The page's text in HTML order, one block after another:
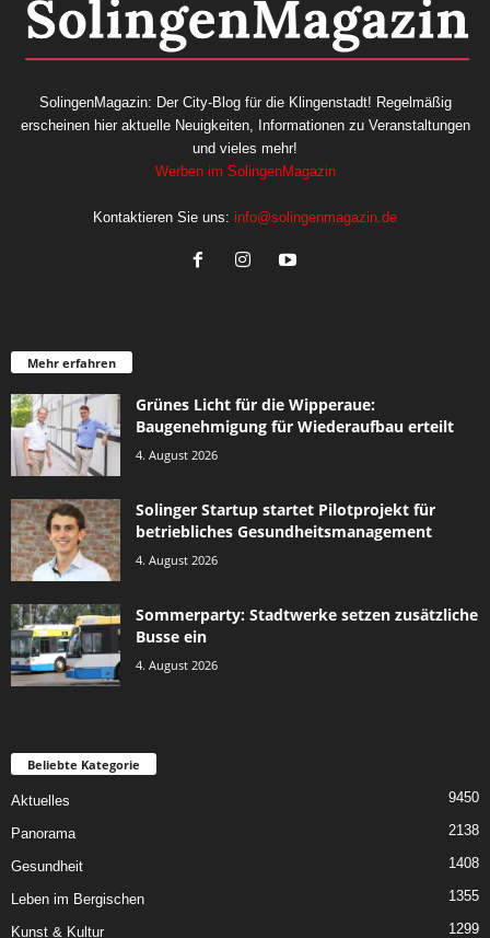
SolingenMagazin: Der City-Blog für die Klingenstadt! Regelmäßig
erscheinen hier aktuelle Neuigkeiten, Informationen zu Veranstaltungen
und vieles mehr!
Werben im SolingenMagazin
Kontaktieren Sie uns: info@solingenmagazin.de
Mehr erfahren
Grünes Licht für die Wipperaue:
Baugenehmigung für Wiederaufbau erteilt
4. August 2026
Solinger Startup startet Pilotprojekt für
betriebliches Gesundheitsmanagement
4. August 2026
Sommerparty: Stadtwerke setzen zusätzliche
Busse ein
4. August 2026
Beliebte Kategorie
Aktuelles 9450
Panorama 2138
Gesundheit 1408
Leben im Bergischen 1355
Kunst & Kultur 1299